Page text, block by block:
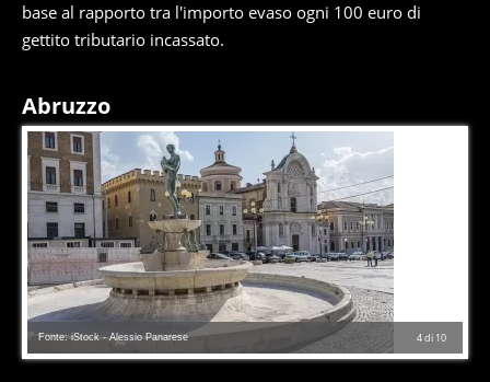
base al rapporto tra l'importo evaso ogni 100 euro di
gettito tributario incassato.
Abruzzo
4di 10
Fonte: iStock - Alessio Panarese